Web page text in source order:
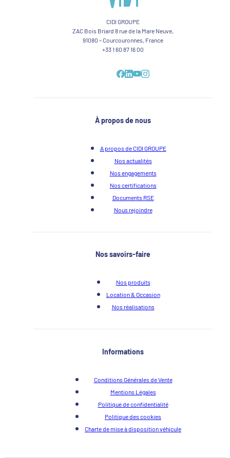
CIDI GROUPE
ZAC Bois Briard 8 rue de la Mare Neuve,
91080 – Courcouronnes, France
+33 1 60 87 16 00
À propos de nous
A propos de CIDI GROUPE
Nos actualités
Nos engagements
Nos certifications
Documents RSE
Nous rejoindre
Nos savoirs-faire
Nos produits
Location & Occasion
Nos réalisations
Informations
Conditions Générales de Vente
Mentions Légales
Politique de confidentialité
Politique des cookies
Charte de mise à disposition véhicule